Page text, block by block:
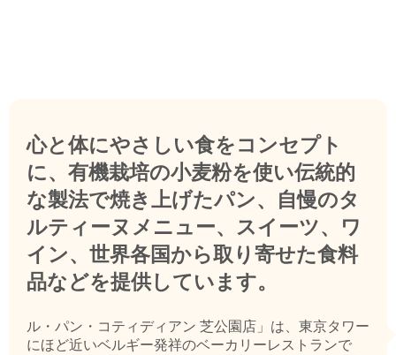
心と体にやさしい食をコンセプト
に、有機栽培の小麦粉を使い伝統的
な製法で焼き上げたパン、自慢のタ
ルティーヌメニュー、スイーツ、ワ
イン、世界各国から取り寄せた食料
品などを提供しています。
ル・パン・コティディアン 芝公園店」は、東京タワー
にほど近いベルギー発祥のベーカリーレストランで